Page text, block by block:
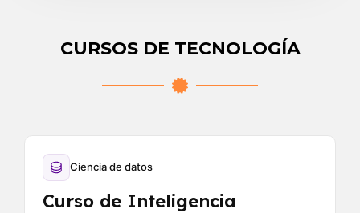
CURSOS DE TECNOLOGÍA
Ciencia de datos
Curso de Inteligencia